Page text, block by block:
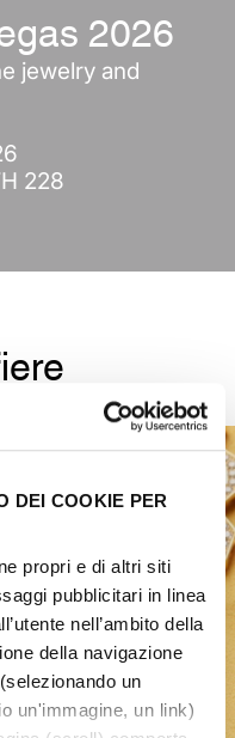
DEI COOKIE PER
propri e di altri siti
pubblicitari in linea
nell’ambito della
della navigazione
un
un'immagine, un link)
2026
jewelry and
228